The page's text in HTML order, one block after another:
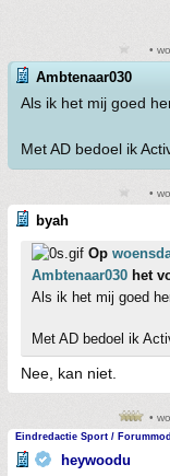
•
Ambtenaar030
Als ik het mij goed
Met AD bedoel ik
•
byah
Op
Ambtenaar030 het
Als ik het mij goed
Met AD bedoel ik
Nee, kan niet.
•
Eindredactie Sport / Forummod
heywoodu